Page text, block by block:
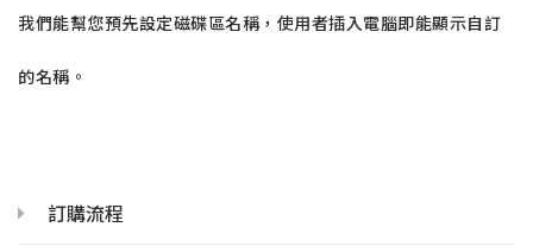
我們能幫您預先設定磁碟區名稱，使用者插入電腦即能顯示自訂
的名稱。
訂購流程